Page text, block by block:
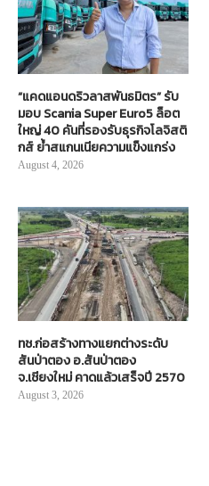
“แคดแอนดริวลาสพันธมิตร” รับ
มอบ Scania Super Euro5 ล็อต
ใหญ่ 40 คันที่รองรับธุรกิจโลจิสติ
กส์ ย้ำสแกนเนียความแข็งแกร่ง
August 4, 2026
ทช.ก่อสร้างทางแยกต่างระดับ
สันป่าตอง อ.สันป่าตอง
จ.เชียงใหม่ คาดแล้วเสร็จปี 2570
August 3, 2026